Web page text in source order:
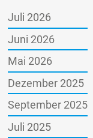
Juli 2026
Juni 2026
Mai 2026
Dezember 2025
September 2025
Juli 2025